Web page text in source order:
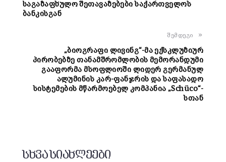
საგაზაფხულო შეთავაზებები საქართველოს
ბანკისგან
შემდეგი
„ბიოგრაფი ლივინგ“-მა ექსკლუზიურ
პირობებზე თანამშრომლობის მემორანდუმი
გააფორმა მსოფლიოში ლიდერ გერმანულ
ალუმინის კარ-ფანჯრის და საფასადო
სისტემების მწარმოებელ კომპანია „Schüco“-
სთან
სხვა სიახლეები